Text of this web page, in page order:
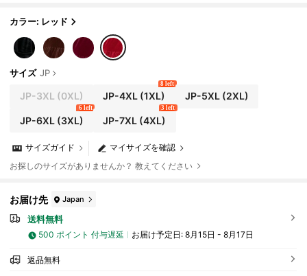
カラー: レッド
サイズ JP
JP-3XL (0XL) JP-4XL (1XL)
8 left
JP-5XL(2XL)
JP-6XL(3XL)
6 left
JP-7XL (4XL)
3 left
マイサイズを確認
サイズガイド
お探しのサイズがありませんか？ 教えてください
お届け先 Japan
送料無料
500 ポイント 付与遅延 お届け予定日: 8月15日 - 8月17日
返品無料